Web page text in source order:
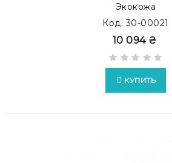
Экокожа
Код: 30-00021
10 094 ₴
КУПИТЬ